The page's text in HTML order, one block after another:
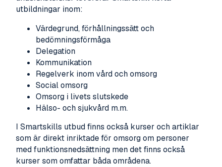
utbildningar inom:
Värdegrund, förhållningssätt och
bedömningsförmåga
Delegation
Kommunikation
Regelverk inom vård och omsorg
Social omsorg
Omsorg i livets slutskede
Hälso- och sjukvård m.m.
I Smartskills utbud finns också kurser och artiklar
som är direkt inriktade för omsorg om personer
med funktionsnedsättning men det finns också
kurser som omfattar båda områdena.